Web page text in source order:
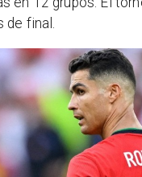
de final.